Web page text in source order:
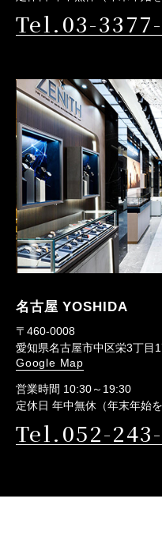
Tel.03-
名古屋 YOSHIDA
〒460-0008
愛知県名古屋市中区栄3丁目
Google Map
営業時間 10:30～19:30
定休日 年中無休（年末年始を
Tel.052-